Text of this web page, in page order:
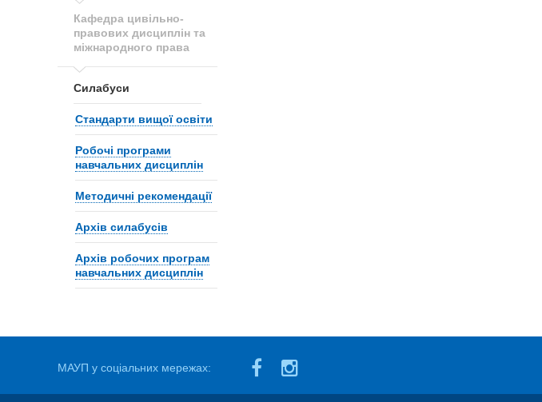
Кафедра цивільно-
правових дисциплін та
міжнародного права
Силабуси
Стандарти вищої освіти
Робочі програми
навчальних дисциплін
Методичні рекомендації
Архів силабусів
Архів робочих програм
навчальних дисциплін
МАУП у соціальних мережах: